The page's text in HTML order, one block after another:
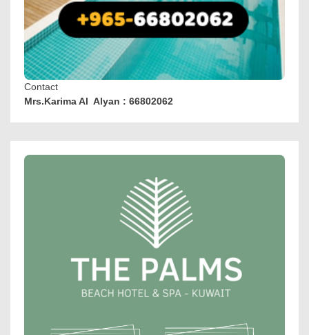
Contact
Mrs.Karima Al Alyan : 66802062